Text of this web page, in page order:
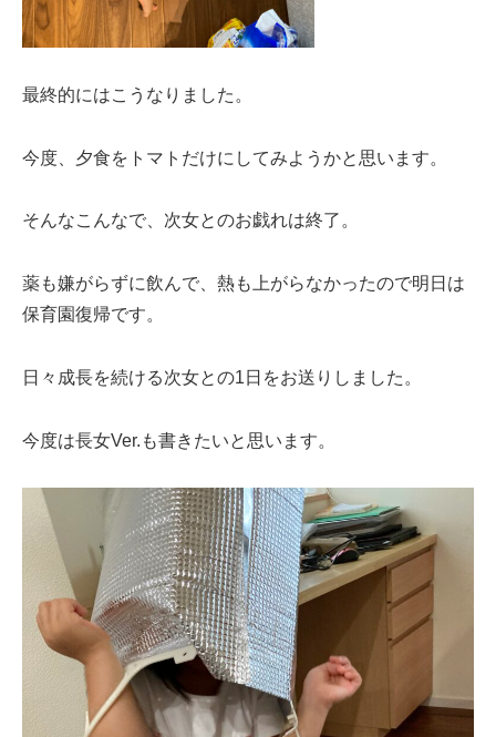
最終的にはこうなりました。
今度、夕食をトマトだけにしてみようかと思います。
そんなこんなで、次女とのお戯れは終了。
薬も嫌がらずに飲んで、熱も上がらなかったので明日は
保育園復帰です。
日々成長を続ける次女との1日をお送りしました。
今度は長女Ver.も書きたいと思います。